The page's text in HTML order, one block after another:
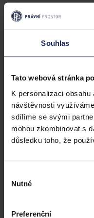
Souhlas
Tato webová stránka
K personalizaci
návštěvnosti
sdílíme se svými
mohou zkombinovat s
důsledku toho, že
souhlasu
Nutné
Preferenční